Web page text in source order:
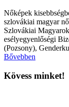
Nőképek
szlovákiai magyar
Szlovákiai
esélyegyenlőségi
(Pozsony),
Bővebben
Kövess minket!